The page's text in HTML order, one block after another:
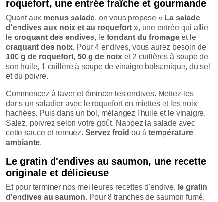
roquefort, une entrée fraîche et gourmande
Quant aux menus salade, on vous propose « La salade
d'endives aux noix et au roquefort », une entrée qui allie
le croquant des endives, le fondant du fromage et le
craquant des noix. Pour 4 endives, vous aurez besoin de
100 g de roquefort, 50 g de noix et 2 cuillères à soupe de
son huile, 1 cuillère à soupe de vinaigre balsamique, du sel
et du poivre.
Commencez à laver et émincer les endives. Mettez-les
dans un saladier avec le roquefort en miettes et les noix
hachées. Puis dans un bol, mélangez l'huile et le vinaigre.
Salez, poivrez selon votre goût. Nappez la salade avec
cette sauce et remuez. Servez froid ou à température
ambiante.
Le gratin d'endives au saumon, une recette
originale et délicieuse
Et pour terminer nos meilleures recettes d'endive, le gratin
d'endives au saumon. Pour 8 tranches de saumon fumé,